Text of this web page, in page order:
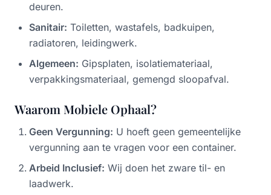
deuren.
Sanitair: Toiletten, wastafels, badkuipen,
radiatoren, leidingwerk.
Algemeen: Gipsplaten, isolatiemateriaal,
verpakkingsmateriaal, gemengd sloopafval.
Waarom Mobiele Ophaal?
Geen Vergunning: U hoeft geen gemeentelijke
vergunning aan te vragen voor een container.
Arbeid Inclusief: Wij doen het zware til- en
laadwerk.